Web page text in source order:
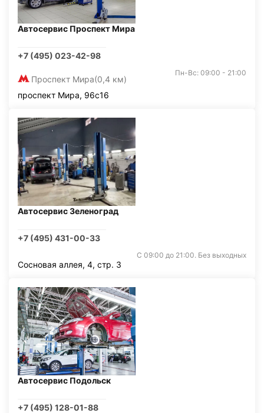
Автосервис Проспект Мира
+7 (495) 023-42-98
Проспект Мира(0,4 км)
Пн-Вс: 09:00 - 21:00
проспект Мира, 96с16
Автосервис Зеленоград
+7 (495) 431-00-33
С 09:00 до 21:00. Без выходных
Сосновая аллея, 4, стр. 3
Автосервис Подольск
+7 (495) 128-01-88